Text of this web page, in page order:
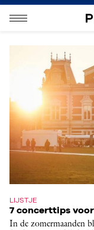
LIJSTJE
7 concerttips
In de zomermaanden